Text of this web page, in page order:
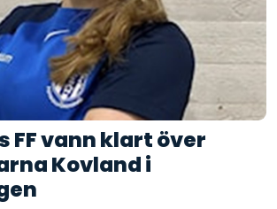
FF vann klart över
Kovland i